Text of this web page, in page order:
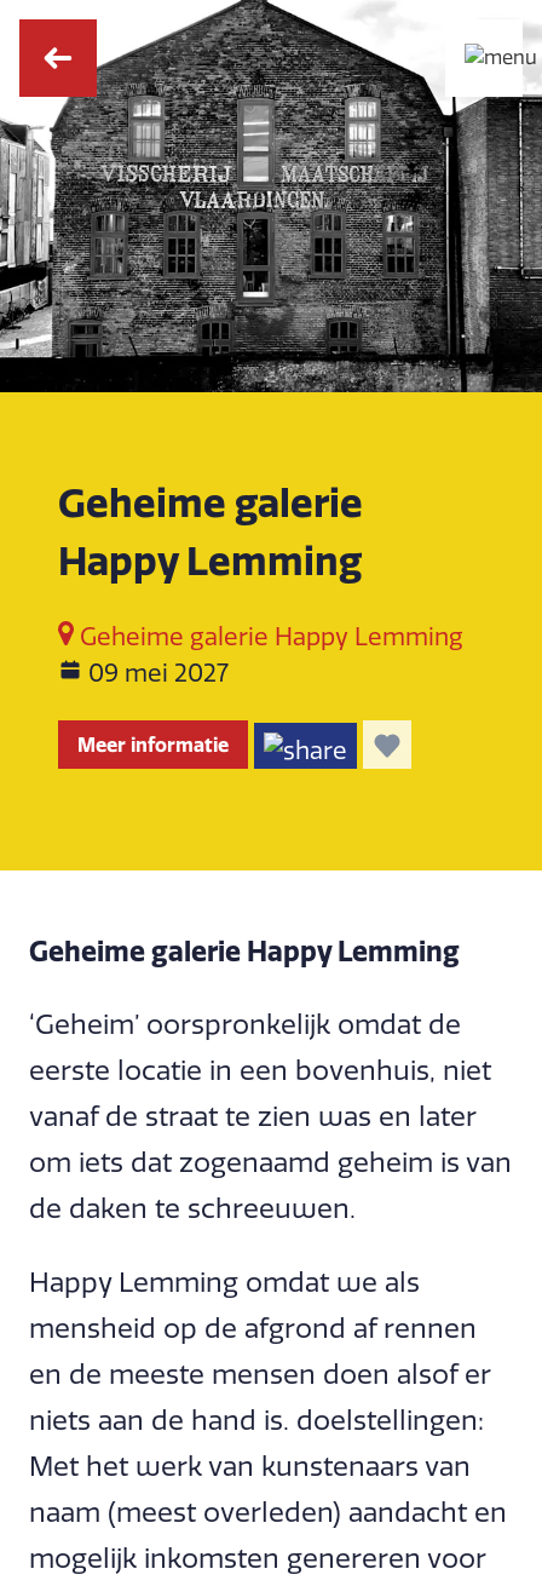
Geheime galerie
Happy Lemming
Geheime galerie Happy Lemming
09 mei 2027
Meer informatie
Geheime galerie Happy Lemming
‘Geheim’ oorspronkelijk omdat de
eerste locatie in een bovenhuis, niet
vanaf de straat te zien was en later
om iets dat zogenaamd geheim is van
de daken te schreeuwen.
Happy Lemming omdat we als
mensheid op de afgrond af rennen
en de meeste mensen doen alsof er
niets aan de hand is. doelstellingen:
Met het werk van kunstenaars van
naam (meest overleden) aandacht en
mogelijk inkomsten genereren voor